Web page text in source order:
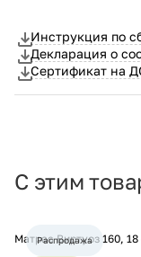
Инструкция по
Декларация о
Сертификат на
С этим
Матрас Виртуоз 160,
Распродажа